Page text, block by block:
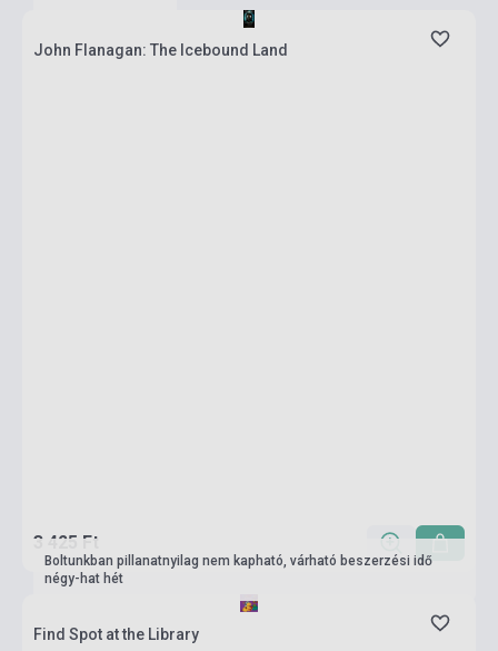
John Flanagan: The Icebound Land
3 425 Ft
Boltunkban pillanatnyilag nem kapható, várható beszerzési idő
négy-hat hét
Find Spot at the Library